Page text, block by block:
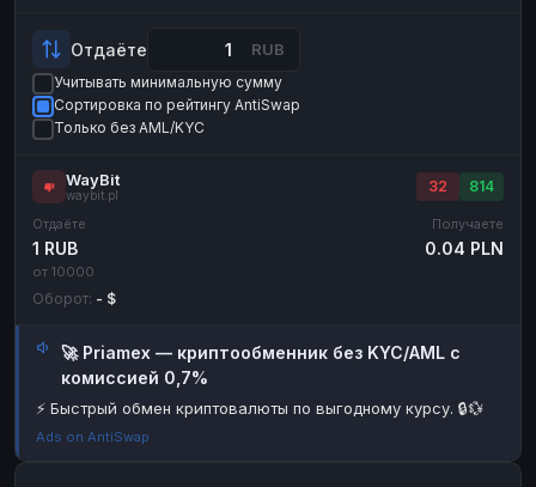
ЮMoney RUB ЮMoney
БАЛАНСЫ КРИПТОБИРЖ
Binance
СБЕР
Альфа-Банк
Райффайзен
Т-Банк RUB
RUB
RUB
Т-Банк
ЗК
Отдаёте RUB
Учитывать минимальную сумму
Сортировка по рейтингу AntiSwap
Только без AML/KYC
WayBit
waybit.pl
32 814
Отдаёте
1 RUB
от 10000
Получаете
0.04 PLN
Оборот: - $
🚀 Priamex — криптообменник без KYC/AML с
комиссией 0,7%
⚡ Быстрый обмен криптовалюты по выгодному курсу. 🔒💱
Ads on AntiSwap